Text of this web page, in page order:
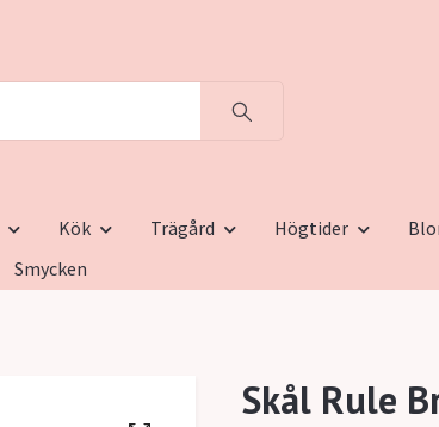
Kök Trägård Högtider
Smycken
Skål Rule